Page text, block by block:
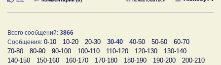
Всего сообщений: 3866
Сообщения: 0-10 10-20 20-30 30-40 40-50 50-60
60-70
70-80
80-90 90-100 100-110 110-120 120-130
130-140
140-150
150-160 160-170 170-180 180-190 190-200
200-210